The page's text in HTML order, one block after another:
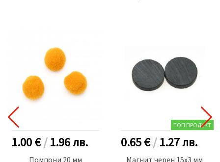
1.00 €/1.96лв.
Помпони 20 мм
ТОП ПРОДУКТ
0.65 €/1.27лв.
Магнит черен 15x3 мм